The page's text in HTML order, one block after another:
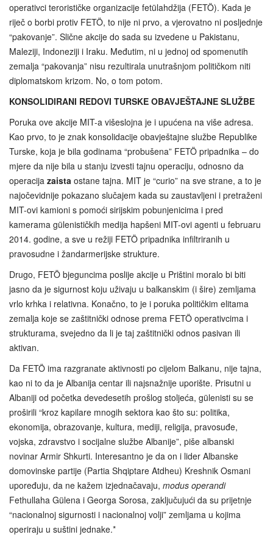
operativci terorističke organizacije fetülahdžija (FETÖ). Kada je
riječ o borbi protiv FETÖ, to nije ni prvo, a vjerovatno ni posljednje
“pakovanje”. Slične akcije do sada su izvedene u Pakistanu,
Maleziji, Indoneziji i Iraku. Međutim, ni u jednoj od spomenutih
zemalja “pakovanja” nisu rezultirala unutrašnjom političkom niti
diplomatskom krizom. No, o tom potom.
KONSOLIDIRANI REDOVI TURSKE OBAVJEŠTAJNE SLUŽBE
Poruka ove akcije MIT-a višeslojna je i upućena na više adresa.
Kao prvo, to je znak konsolidacije obavještajne službe Republike
Turske, koja je bila godinama “probušena” FETÖ pripadnika – do
mjere da nije bila u stanju izvesti tajnu operaciju, odnosno da
operacija zaista ostane tajna. MIT je “curio” na sve strane, a to je
najočevidnije pokazano slučajem kada su zaustavljeni i pretraženi
MIT-ovi kamioni s pomoći sirijskim pobunjenicima i pred
kamerama gülenističkih medija hapšeni MIT-ovi agenti u februaru
2014. godine, a sve u režiji FETÖ pripadnika infiltriranih u
pravosudne i žandarmerijske strukture.
Drugo, FETÖ bjeguncima poslije akcije u Prištini moralo bi biti
jasno da je sigurnost koju uživaju u balkanskim (i šire) zemljama
vrlo krhka i relativna. Konačno, to je i poruka političkim elitama
zemalja koje se zaštitnički odnose prema FETÖ operativcima i
strukturama, svejedno da li je taj zaštitnički odnos pasivan ili
aktivan.
Da FETÖ ima razgranate aktivnosti po cijelom Balkanu, nije tajna,
kao ni to da je Albanija centar ili najsnažnije uporište. Prisutni u
Albaniji od početka devedesetih prošlog stoljeća, gülenisti su se
proširili “kroz kapilare mnogih sektora kao što su: politika,
ekonomija, obrazovanje, kultura, mediji, religija, pravosuđe,
vojska, zdravstvo i socijalne službe Albanije”, piše albanski
novinar Armir Shkurti. Interesantno je da on i lider Albanske
domovinske partije (Partia Shqiptare Atdheu) Kreshnik Osmani
upoređuju, da ne kažem izjednačavaju, modus operandi
Fethullaha Gülena i Georga Sorosa, zaključujući da su prijetnje
“nacionalnoj sigurnosti i nacionalnoj volji” zemljama u kojima
operiraju u suštini jednake.*